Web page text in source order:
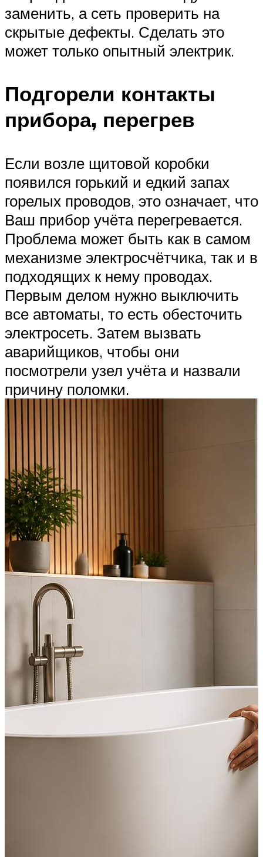
заменить, а сеть проверить на
скрытые дефекты. Сделать это
может только опытный электрик.
Подгорели контакты
прибора, перегрев
Если возле щитовой коробки
появился горький и едкий запах
горелых проводов, это означает, что
Ваш прибор учёта перегревается.
Проблема может быть как в самом
механизме электросчётчика, так и в
подходящих к нему проводах.
Первым делом нужно выключить
все автоматы, то есть обесточить
электросеть. Затем вызвать
аварийщиков, чтобы они
посмотрели узел учёта и назвали
причину поломки.